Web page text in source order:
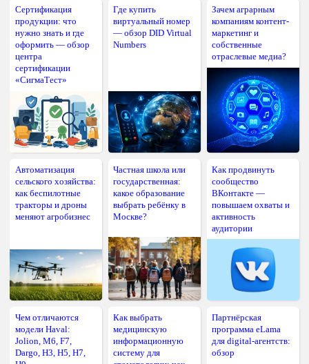
Сертификация
продукции: что
нужно знать и где
оформить — обзор
центра
сертификации
«СигмаТест»
Где купить
виртуальный номер
— обзор DID Virtual
Numbers
Зачем аграрным
компаниям контент-
маркетинг и
собственные
отраслевые медиа?
Автоматизация
сельского хозяйства:
как беспилотные
тракторы и дроны
меняют агробизнес
Частная школа или
государственная:
какое образование
выбрать ребёнку в
Москве?
Как продвинуть
сообщество
ВКонтакте —
повышаем охваты и
активность
аудитории
Чем отличаются
модели Haval:
Jolion, M6, F7,
Dargo, H3, H5, H7,
Как выбрать
медицинскую
информационную
систему для
Партнёрская
программа eLama
для digital-агентств:
обзор